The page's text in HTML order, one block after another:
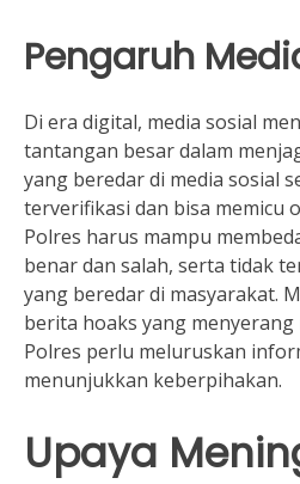
Pengaruh
Di era digital, media sosial
tantangan besar dalam
yang beredar di media sosial
terverifikasi dan bisa memicu
Polres harus mampu
benar dan salah, serta tidak
yang beredar di masyarakat.
berita hoaks yang
Polres perlu meluruskan
menunjukkan keberpihakan.
Upaya